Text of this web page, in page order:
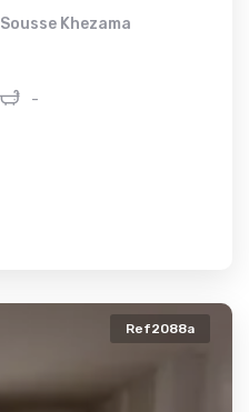
Sousse Khezama
-
Ref2088a